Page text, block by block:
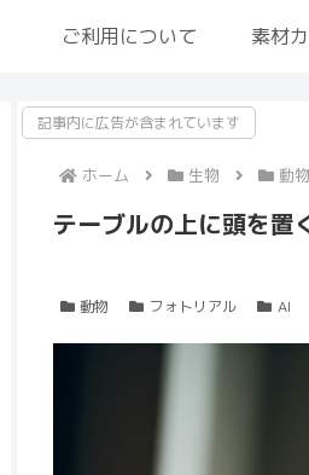
ご利用について 素材
記事内に広告が含まれています
ホーム 生物 動物
テーブルの上に頭を置
動物 フォトリアル AI